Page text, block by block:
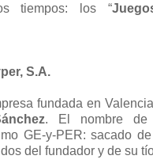
tiempos: los “
S.A.
fundada en
. El nombre de
GE-y-PER: sacado
del fundador y de su